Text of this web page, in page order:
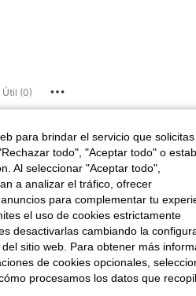
Útil (0)
para brindar el servicio que
todo", "Aceptar todo" o
Al seleccionar "Aceptar todo",
a analizar el tráfico, ofrecer
para complementar tu
el uso de cookies estrictamente
desactivarlas cambiando la
sitio web. Para obtener más
de cookies opcionales,
procesamos los datos que